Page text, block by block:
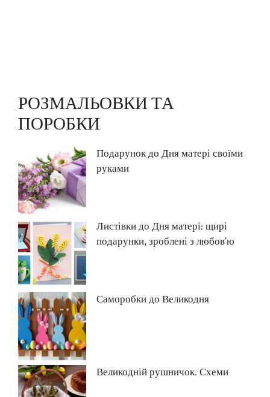
РОЗМАЛЬОВКИ ТА
ПОРОБКИ
Подарунок до Дня матері своїми
руками
Листівки до Дня матері: щирі
подарунки, зроблені з любов’ю
Саморобки до Великодня
Великодній рушничок. Схеми